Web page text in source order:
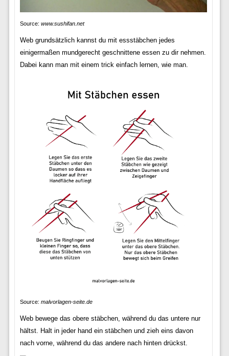
Source: www.sushifan.net
Web grundsätzlich kannst du mit essstäbchen jedes
einigermaßen mundgerecht geschnittene essen zu dir nehmen.
Dabei kann man mit einem trick einfach lernen, wie man.
Source: malvorlagen-seite.de
Web bewege das obere stäbchen, während du das untere nur
hältst. Halt in jeder hand ein stäbchen und zieh eins davon
nach vorne, während du das andere nach hinten drückst.